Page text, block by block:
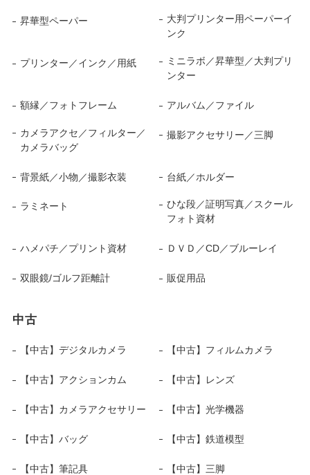
昇華型ペーパー
大判プリンター用ペーパーイ
ンク
プリンター／インク／用紙
ミニラボ／昇華型／大判プリ
ンター
額縁／フォトフレーム アルバム／ファイル
カメラアクセ／フィルター／
カメラバッグ
撮影アクセサリー／三脚
背景紙／小物／撮影衣装 台紙／ホルダー
ラミネート
ひな段／証明写真／スクール
フォト資材
ハメパチ／プリント資材 ＤＶＤ／CD／ブルーレイ
双眼鏡/ゴルフ距離計 販促用品
中古
【中古】デジタルカメラ 【中古】フィルムカメラ
【中古】アクションカム 【中古】レンズ
【中古】カメラアクセサリー 【中古】光学機器
【中古】バッグ 【中古】鉄道模型
【中古】筆記具 【中古】三脚